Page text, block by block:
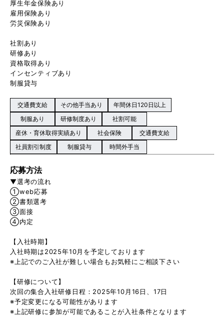
厚生年金保険あり
雇用保険あり
労災保険あり
社割あり
研修あり
資格取得あり
インセンティブあり
制服貸与
交通費支給 その他手当あり
年間休日120日以上
制服あり
研修制度あり
社割可能
産休・育休取得実績あり
社会保険
交通費支給
社員割引制度
制服貸与 時間外手当
応募方法
▼選考の流れ
①web応募
②書類選考
③面接
④内定
【入社時期】
入社時期は2025年10月を予定しております
※上記でのご入社が難しい場合もお気軽にご相談下さい
【研修について】
次回の集合入社研修日程：2025年10月16日、17日
※予定変更になる可能性があります
※上記研修に参加が可能であることが入社条件となります